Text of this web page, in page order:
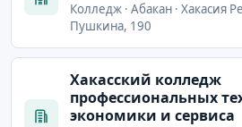
Колледж · Абакан · Хакасия
Пушкина, 190
Хакасский колледж
профессиональных
экономики и сервиса